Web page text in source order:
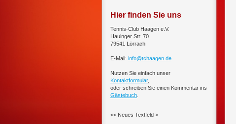
Hier finden Sie uns
Tennis-Club Haagen e.V.
Hauinger Str. 70
79541 Lörrach
E-Mail: info@tchaagen.de
Nutzen Sie einfach unser
Kontaktformular,
oder schreiben Sie einen Kommentar ins
Gästebuch
<< Neues Textfeld >